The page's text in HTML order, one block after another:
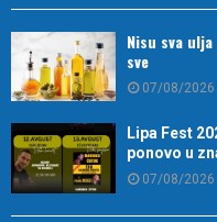
Nisu sva
sve
07/08/2026
Lipa Fest
ponovo u
07/08/2026